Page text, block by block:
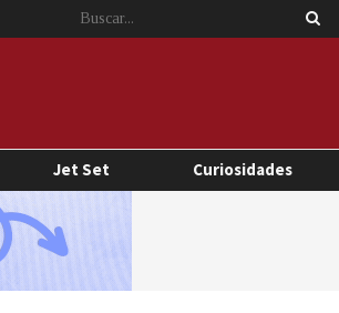
Jet Set Curiosidades